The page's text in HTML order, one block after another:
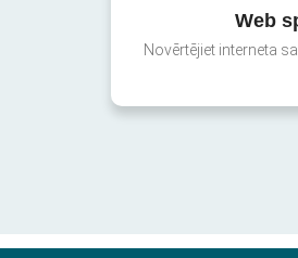
Web
Novērtējiet interneta